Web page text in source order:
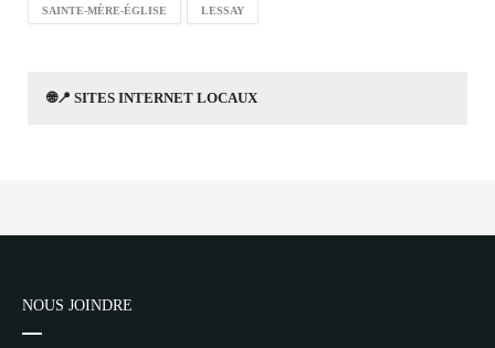
SAINTE-MÈRE-ÉGLISE LESSAY
🌐📍 SITES INTERNET LOCAUX
NOUS JOINDRE